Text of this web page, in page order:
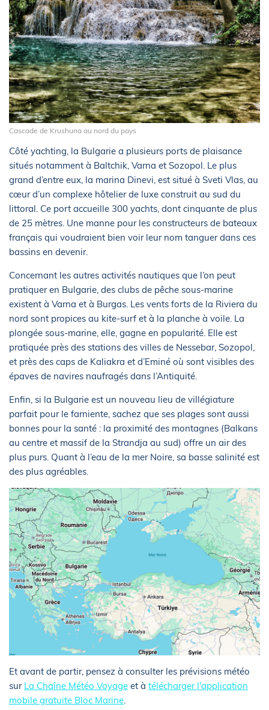
Cascade de Krushuna au nord du pays
Côté yachting, la Bulgarie a plusieurs ports de plaisance
situés notamment à Baltchik, Varna et Sozopol. Le plus
grand d’entre eux, la marina Dinevi, est situé à Sveti Vlas, au
cœur d’un complexe hôtelier de luxe construit au sud du
littoral. Ce port accueille 300 yachts, dont cinquante de plus
de 25 mètres. Une manne pour les constructeurs de bateaux
français qui voudraient bien voir leur nom tanguer dans ces
bassins en devenir.
Concernant les autres activités nautiques que l’on peut
pratiquer en Bulgarie, des clubs de pêche sous-marine
existent à Varna et à Burgas. Les vents forts de la Riviera du
nord sont propices au kite-surf et à la planche à voile. La
plongée sous-marine, elle, gagne en popularité. Elle est
pratiquée près des stations des villes de Nessebar, Sozopol,
et près des caps de Kaliakra et d’Eminé où sont visibles des
épaves de navires naufragés dans l’Antiquité.
Enfin, si la Bulgarie est un nouveau lieu de villégiature
parfait pour le farniente, sachez que ses plages sont aussi
bonnes pour la santé : la proximité des montagnes (Balkans
au centre et massif de la Strandja au sud) offre un air des
plus purs. Quant à l’eau de la mer Noire, sa basse salinité est
des plus agréables.
Et avant de partir, pensez à consulter les prévisions météo
sur La Chaîne Météo Voyage et à télécharger l'application
mobile gratuite Bloc Marine